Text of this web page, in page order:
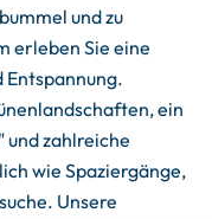
und zu
erleben Sie eine
Entspannung.
ein
und zahlreiche
wie Spaziergänge,
Unsere